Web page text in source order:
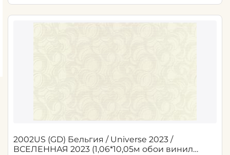
2002US (GD) Бельгия / Universe 2023 /
ВСЕЛЕННАЯ 2023 (1,06*10,05м обои винил